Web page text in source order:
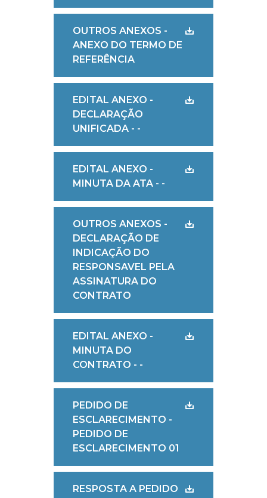
OUTROS ANEXOS -
ANEXO DO TERMO DE
REFERÊNCIA
EDITAL ANEXO -
DECLARAÇÃO
UNIFICADA - -
EDITAL ANEXO -
MINUTA DA ATA - -
OUTROS ANEXOS -
DECLARAÇÃO DE
INDICAÇÃO DO
RESPONSAVEL PELA
ASSINATURA DO
CONTRATO
EDITAL ANEXO -
MINUTA DO
CONTRATO - -
PEDIDO DE
ESCLARECIMENTO -
PEDIDO DE
ESCLARECIMENTO 01
RESPOSTA A PEDIDO